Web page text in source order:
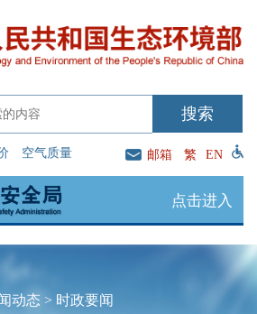
空气质量 邮箱 繁 EN
点击进入
动态 > 时政要闻